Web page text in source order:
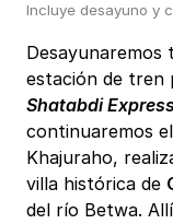
Incluye desayuno y
Desayunaremos
estación de tren
Shatabdi
continuaremos
Khajuraho,
villa histórica de
del río Betwa.